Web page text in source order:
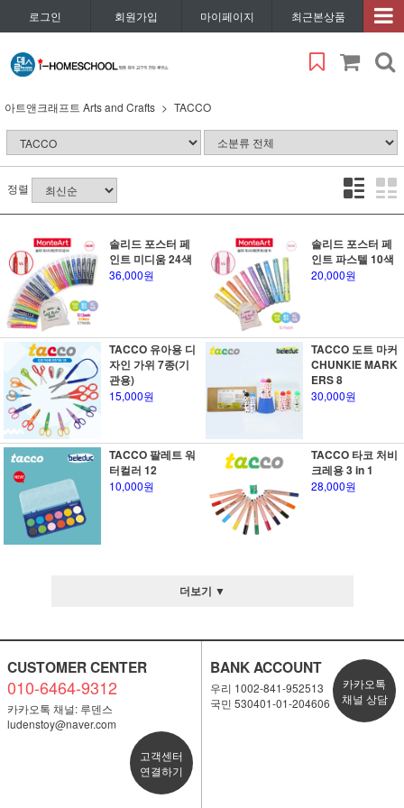
로그인 회원가입 마이페이지 최근본상품
아트앤크래프트 Arts and Crafts TACCO
정렬
솔리드 포스터 페
인트 미디움 24색
36,000원
솔리드 포스터 페
인트 파스텔 10색
20,000원
TACCO 유아용 디
자인 가위 7종(기
관용)
15,000원
TACCO 도트 마커
CHUNKIE MARK
ERS 8
30,000원
TACCO 팔레트 워
터컬러 12
10,000원
TACCO 타코 처비
크레용 3 in 1
28,000원
더보기 ▼
CUSTOMER CENTER
010-6464-9312
카카오톡 채널: 루덴스
ludenstoy@naver.com
고객센터
연결하기
BANK ACCOUNT
우리 1002-841-952513
국민 530401-01-204606
카카오톡
채널 상담